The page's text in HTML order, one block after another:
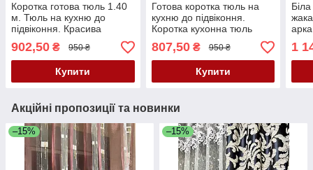
Коротка готова тюль 1.40
м. Тюль на кухню до
підвіконня. Красива
кухонна тюль
902,50 ₴ 950 ₴
Купити
Готова коротка тюль на
кухню до підвіконня.
Коротка кухонна тюль
807,50₴ 950 ₴
Купити
1
Акційні пропозиції та новинки
–15% –15%